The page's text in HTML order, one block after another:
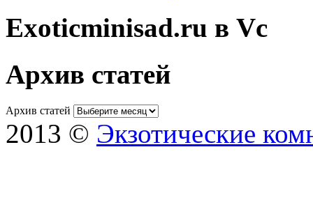
Exoticminisad.ru в Vc
Архив статей
Архив статей
2013 © Экзотические